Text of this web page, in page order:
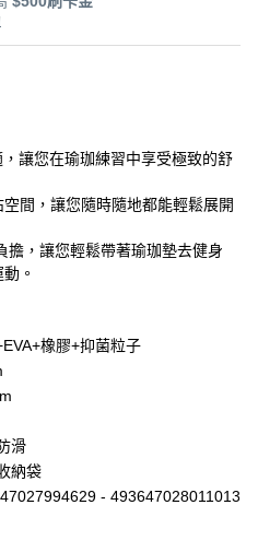
讓您在瑜珈練習中享受極致的舒
間，讓您隨時隨地都能輕鬆展開
擔，讓您輕鬆帶著瑜珈墊去健身
。
橡膠+抑菌粒子
滑
納袋
- 493647028011013